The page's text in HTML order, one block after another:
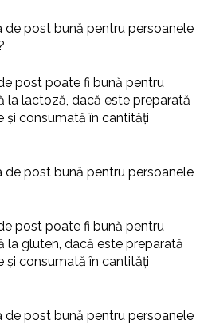
de post bună pentru persoanele
post poate fi bună pentru
la lactoză, dacă este preparată
și consumată în cantități
de post bună pentru persoanele
post poate fi bună pentru
la gluten, dacă este preparată
și consumată în cantități
de post bună pentru persoanele